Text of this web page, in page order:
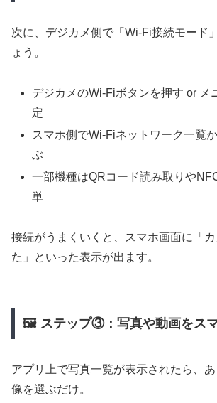
次に、デジカメ側で「Wi-Fi接続モード
ょう。
デジカメのWi-Fiボタンを押す or メ
定
スマホ側でWi-Fiネットワーク一覧
ぶ
一部機種はQRコード読み取りや
単
接続がうまくいくと、スマホ画面に「
た」といった表示が出ます。
🖼 ステップ③：写真や動画をス
アプリ上で写真一覧が表示されたら、
像を選ぶだけ。